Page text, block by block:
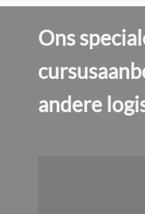
Ons
andere